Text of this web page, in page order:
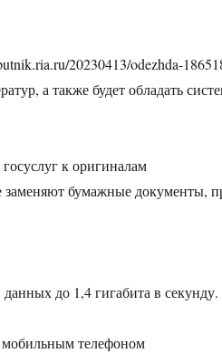
20230413/odezhda-
а также будет обладать
к оригиналам
заменяют бумажные документы,
до 1,4 гигабита в секунду.
мобильным телефоном